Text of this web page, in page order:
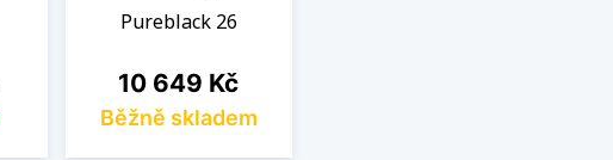
Pureblack 26
Cena
10 649 Kč
Běžně skladem